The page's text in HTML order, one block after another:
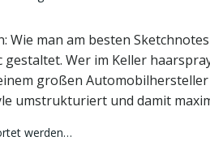
Wie man am besten
Wer im Keller
großen
umstrukturiert und damit
werden…